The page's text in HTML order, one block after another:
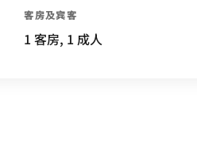
客房及宾客
1 客房, 1 成人